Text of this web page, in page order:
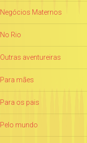
Negócios Maternos
No Rio
Outras aventureiras
Para mães
Para os pais
Pelo mundo